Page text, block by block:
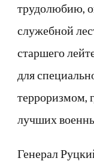
трудолюбию,
служебной
старшего
для
терроризмом,
лучших
Генерал